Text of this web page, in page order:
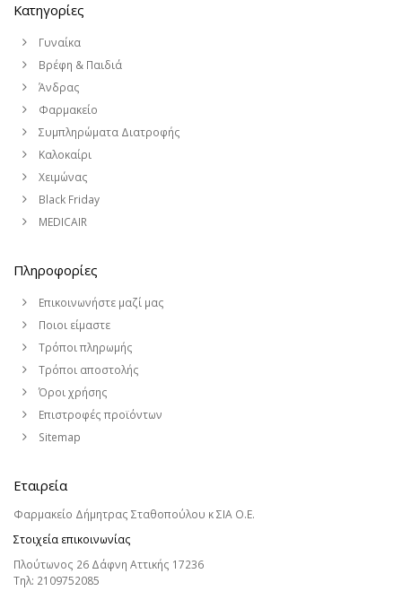
Κατηγορίες
Γυναίκα
Βρέφη & Παιδιά
Άνδρας
Φαρμακείο
Συμπληρώματα Διατροφής
Καλοκαίρι
Χειμώνας
Black Friday
MEDICAIR
Πληροφορίες
Επικοινωνήστε μαζί μας
Ποιοι είμαστε
Τρόποι πληρωμής
Τρόποι αποστολής
Όροι χρήσης
Επιστροφές προϊόντων
Sitemap
Εταιρεία
Φαρμακείο Δήμητρας Σταθοπούλου κ ΣΙΑ Ο.Ε.
Στοιχεία επικοινωνίας
Πλούτωνος 26 Δάφνη Αττικής 17236
Τηλ: 2109752085